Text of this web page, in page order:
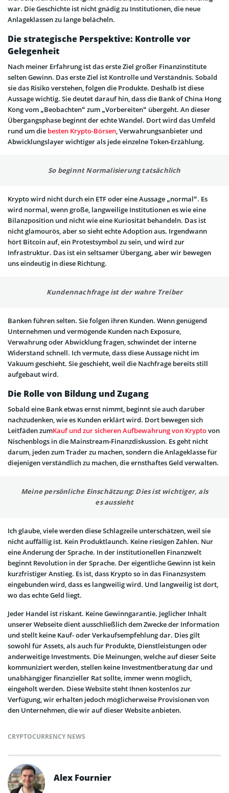
war. Die Geschichte ist nicht gnädig zu Institutionen, die neue
Anlageklassen zu lange belächeln.
Die strategische Perspektive: Kontrolle vor
Gelegenheit
Nach meiner Erfahrung ist das erste Ziel großer Finanzinstitute
selten Gewinn. Das erste Ziel ist Kontrolle und Verständnis. Sobald
sie das Risiko verstehen, folgen die Produkte. Deshalb ist diese
Aussage wichtig. Sie deutet darauf hin, dass die Bank of China Hong
Kong vom „Beobachten“ zum „Vorbereiten“ übergeht. An dieser
Übergangsphase beginnt der echte Wandel. Dort wird das Umfeld
rund um die besten Krypto-Börsen, Verwahrungsanbieter und
Abwicklungslayer wichtiger als jede einzelne Token-Erzählung.
So beginnt Normalisierung tatsächlich
Krypto wird nicht durch ein ETF oder eine Aussage „normal“. Es
wird normal, wenn große, langweilige Institutionen es wie eine
Bilanzposition und nicht wie eine Kuriosität behandeln. Das ist
nicht glamourös, aber so sieht echte Adoption aus. Irgendwann
hört Bitcoin auf, ein Protestsymbol zu sein, und wird zur
Infrastruktur. Das ist ein seltsamer Übergang, aber wir bewegen
uns eindeutig in diese Richtung.
Kundennachfrage ist der wahre Treiber
Banken führen selten. Sie folgen ihren Kunden. Wenn genügend
Unternehmen und vermögende Kunden nach Exposure,
Verwahrung oder Abwicklung fragen, schwindet der interne
Widerstand schnell. Ich vermute, dass diese Aussage nicht im
Vakuum geschieht. Sie geschieht, weil die Nachfrage bereits still
aufgebaut wird.
Die Rolle von Bildung und Zugang
Sobald eine Bank etwas ernst nimmt, beginnt sie auch darüber
nachzudenken, wie es Kunden erklärt wird. Dort bewegen sich
Leitfäden zumKauf und zur sicheren Aufbewahrung von Kryptovon
Nischenblogs in die Mainstream-Finanzdiskussion. Es geht nicht
darum, jeden zum Trader zu machen, sondern die Anlageklasse für
diejenigen verständlich zu machen, die ernsthaftes Geld verwalten.
Meine persönliche Einschätzung: Dies ist wichtiger, als
es aussieht
Ich glaube, viele werden diese Schlagzeile unterschätzen, weil sie
nicht auffällig ist. Kein Produktlaunch. Keine riesigen Zahlen. Nur
eine Änderung der Sprache. In der institutionellen Finanzwelt
beginnt Revolution in der Sprache. Der eigentliche Gewinn ist kein
kurzfristiger Anstieg. Es ist, dass Krypto so in das Finanzsystem
eingebunden wird, dass es langweilig wird. Und langweilig ist dort,
wo das echte Geld liegt.
Jeder Handel ist riskant. Keine Gewinngarantie. Jeglicher Inhalt
unserer Webseite dient ausschließlich dem Zwecke der Information
und stellt keine Kauf- oder Verkaufsempfehlung dar. Dies gilt
sowohl für Assets, als auch für Produkte, Dienstleistungen oder
anderweitige Investments. Die Meinungen, welche auf dieser Seite
kommuniziert werden, stellen keine Investmentberatung dar und
unabhängiger finanzieller Rat sollte, immer wenn möglich,
eingeholt werden. Diese Website steht Ihnen kostenlos zur
Verfügung, wir erhalten jedoch möglicherweise Provisionen von
den Unternehmen, die wir auf dieser Website anbieten.
CRYPTOCURRENCY NEWS
Alex Fournier